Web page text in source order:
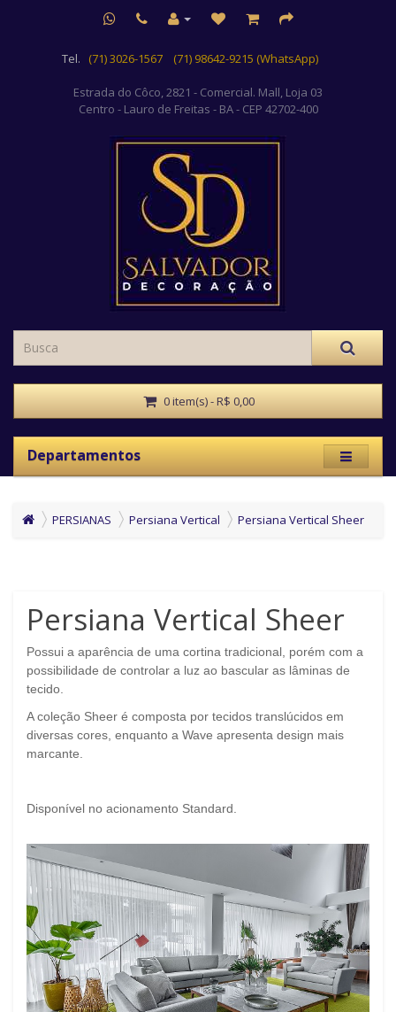
Tel. (71) 3026-1567 (71) 98642-9215 (WhatsApp)
Estrada do Côco, 2821 - Comercial. Mall, Loja 03
Centro - Lauro de Freitas - BA - CEP 42702-400
0 item(s) - R$ 0,00
Departamentos
PERSIANAS Persiana Vertical Persiana Vertical Sheer
Persiana Vertical Sheer
Possui a aparência de uma cortina tradicional, porém com a
possibilidade de controlar a luz ao bascular as lâminas de
tecido.
A coleção Sheer é composta por tecidos translúcidos em
diversas cores, enquanto a Wave apresenta design mais
marcante.
Disponível no acionamento Standard.